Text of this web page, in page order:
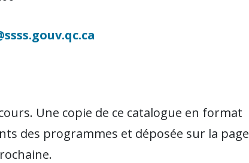
Une copie de ce catalogue en format
des programmes et déposée sur la page